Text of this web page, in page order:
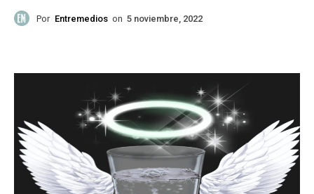
Por Entremedios on 5 noviembre, 2022